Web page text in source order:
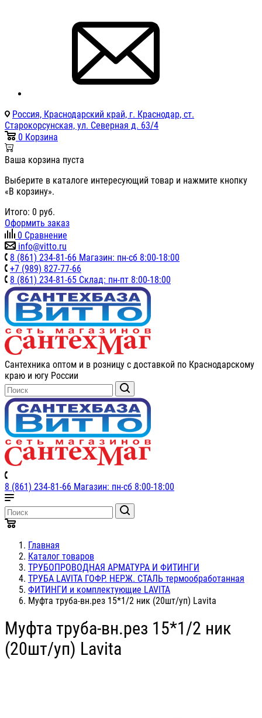
Россия, Краснодарский край, г. Краснодар, ст.
Старокорсунская, ул. Северная д. 63/4
0 Корзина
Ваша корзина пуста
Выберите в каталоге интересующий товар и нажмите кнопку
«В корзину».
Итого: 0 руб.
Оформить заказ
0 Сравнение
info@vitto.ru
8 (861) 234-81-66 Магазин: пн-сб 8:00-18:00
+7 (989) 827-77-66
8 (861) 234-81-65 Склад: пн-пт 8:00-18:00
Сантехника оптом и в розницу с доставкой по Краснодарскому
краю и югу России
8 (861) 234-81-66 Магазин: пн-сб 8:00-18:00
Главная
Каталог товаров
ТРУБОПРОВОДНАЯ АРМАТУРА И ФИТИНГИ
ТРУБА LAVITA ГОФР. НЕРЖ. СТАЛЬ термообработанная
ФИТИНГИ и комплектующие LAVITA
Муфта труба-вн.рез 15*1/2 ник (20шт/уп) Lavita
Муфта труба-вн.рез 15*1/2 ник
(20шт/уп) Lavita